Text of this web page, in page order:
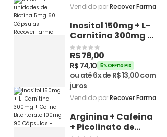
Vendido porRecover Farma
Inositol 150mg + L-
Carnitina 300mg +
Colina Bitartarato
100mg 90 Cápsulas
- Recover Farma
R$78,00
R$ 74,10 5% OFF no PIX
ou até 6x de R$13,00com
juros
Vendido porRecover Farma
Arginina + Cafeína
+ Picolinato de